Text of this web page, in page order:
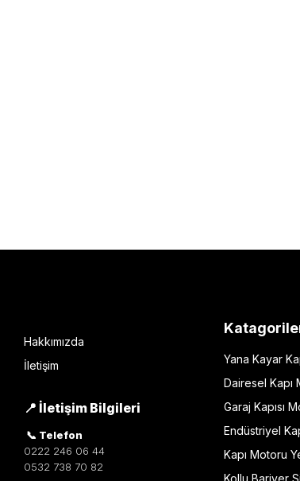
Hakkımızda
İletişim
📍 İletişim Bilgileri
📞 Telefon
0222 246 06 44
0532 738 70 82
Yana Kayar
Dairesel Kapı
Garaj Kapısı
Endüstriyel
Kapı Motoru
Kollu Bariyer